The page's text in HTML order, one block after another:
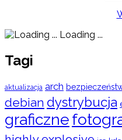
Loading ...
Tagi
aktualizacja arch
debian dystrybucja
graficzne